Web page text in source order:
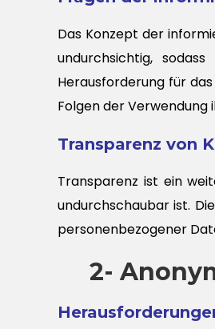
Das Konzept der
undurchsichtig,
Herausforderung für
Folgen der Verwendung
Transparenz von
Transparenz ist ein
undurchschaubar ist.
personenbezogener
2-